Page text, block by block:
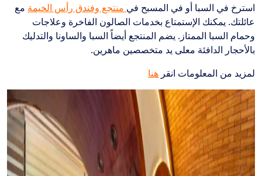
استرخ في السبا أو في المسبح في منتجع وفندق رأس الخيمة مع
عائلتك. يمكنك الإستمتاع بخدمات الصالون الفاخرة وعلاجات
وحمام السبا الممتاز. يضم المنتجع أيضاً السبا والساونا والتدليك
بالأحجار الدافئة معلى يد متخصصين ماهرين.
لمزيد من المعلومات انقر هنا